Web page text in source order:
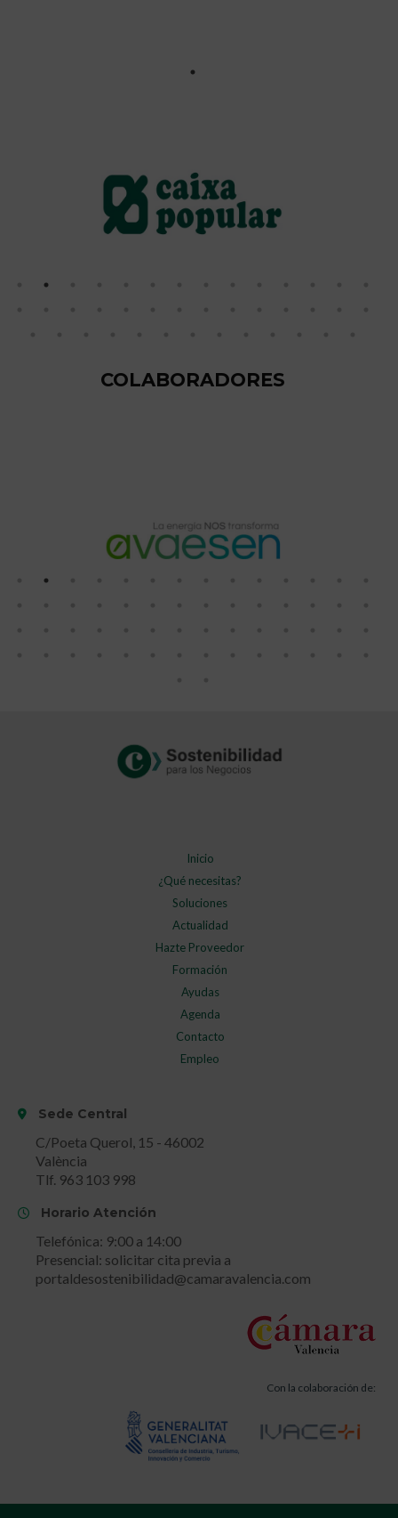
COLABORADORES
Inicio
¿Qué necesitas?
Soluciones
Actualidad
Hazte Proveedor
Formación
Ayudas
Agenda
Contacto
Empleo
Sede Central
C/Poeta Querol, 15 - 46002
València
Tlf. 963 103 998
Horario Atención
Telefónica: 9:00 a 14:00
Presencial: solicitar cita previa a
portaldesostenibilidad@camaravalencia.com
Con la colaboración de: